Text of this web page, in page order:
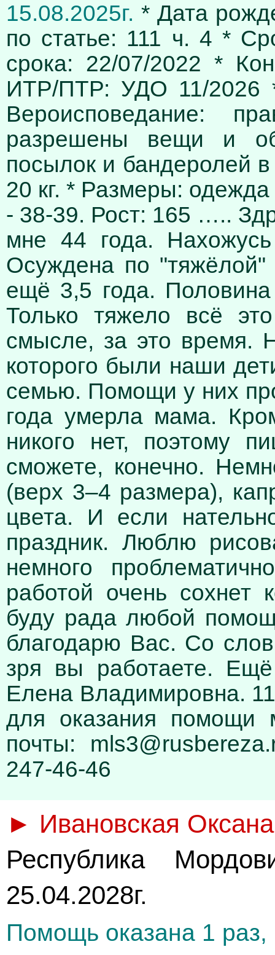
15.08.2025г. * Дата
по статье: 111 ч. 4 *
срока: 22/07/2022 *
ИТР/ПТР: УДО 11/2026
Вероисповедание:
разрешены вещи и
посылок и бандеролей
20 кг. * Размеры:
- 38-39. Рост: 165 …..
мне 44 года.
Осуждена по "тяжёлой"
ещё 3,5 года.
Только тяжело всё
смысле, за это
которого были наши
семью. Помощи у них
года умерла мама.
никого нет, поэтому
сможете, конечно.
(верх 3–4 размера),
цвета. И если
праздник. Люблю
немного
работой очень
буду рада любой
благодарю Вас. Со
зря вы работаете.
Елена Владимировна.
для оказания помощи
почты:
247-46-46
► Ивановская
Республика
25.04.2028г.
Помощь оказана 1 раз,